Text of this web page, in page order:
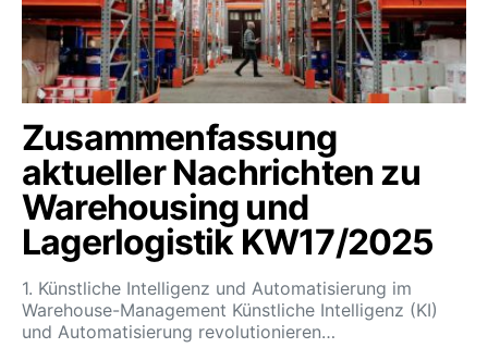
Zusammenfassung
aktueller Nachrichten zu
Warehousing und
Lagerlogistik KW17/2025
1. Künstliche Intelligenz und Automatisierung im
Warehouse-Management Künstliche Intelligenz (KI)
und Automatisierung revolutionieren…